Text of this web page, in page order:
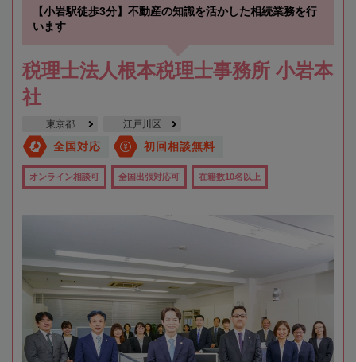
【小岩駅徒歩3分】不動産の知識を活かした相続業務を行
います
税理士法人根本税理士事務所 小岩本
社
東京都 江戸川区
全国対応 初回相談無料
オンライン相談可 全国出張対応可 在籍数10名以上